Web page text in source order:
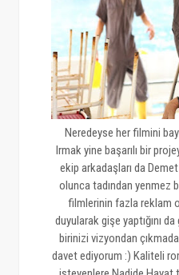
Neredeyse her filmini
Irmak yine başarılı bir
ekip arkadaşları da
olunca tadından yenmez
filmlerinin fazla reklam
duyularak gişe yaptığını
birinizi vizyondan
davet ediyorum :) Kaliteli